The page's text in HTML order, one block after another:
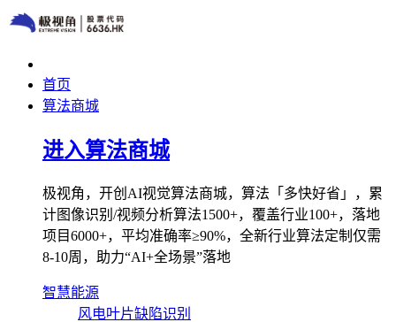
首页
算法商城
进入算法商城
极视角，开创AI视觉算法商城，算法「多快好省」，累
计图像识别/视频分析算法1500+，覆盖行业100+，落地
项目6000+，平均准确率≥90%，全新行业算法定制仅需
8-10周，助力“AI+全场景”落地
智慧能源
风电叶片缺陷识别